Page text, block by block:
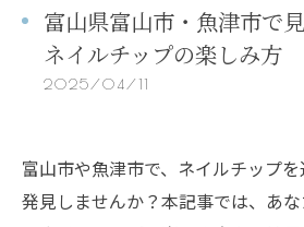
富山県富山市・魚津市で
ネイルチップの楽しみ方
2025/04/11
富山市や魚津市で、ネイルチップ
発見しませんか？本記事では、あ